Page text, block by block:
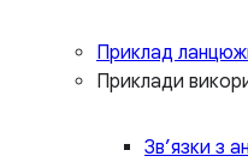
Приклад
Приклади
Зв’язки з